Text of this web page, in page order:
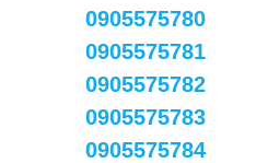
0905575780
0905575781
0905575782
0905575783
0905575784